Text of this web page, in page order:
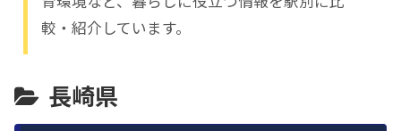
較・紹介しています。
長崎県